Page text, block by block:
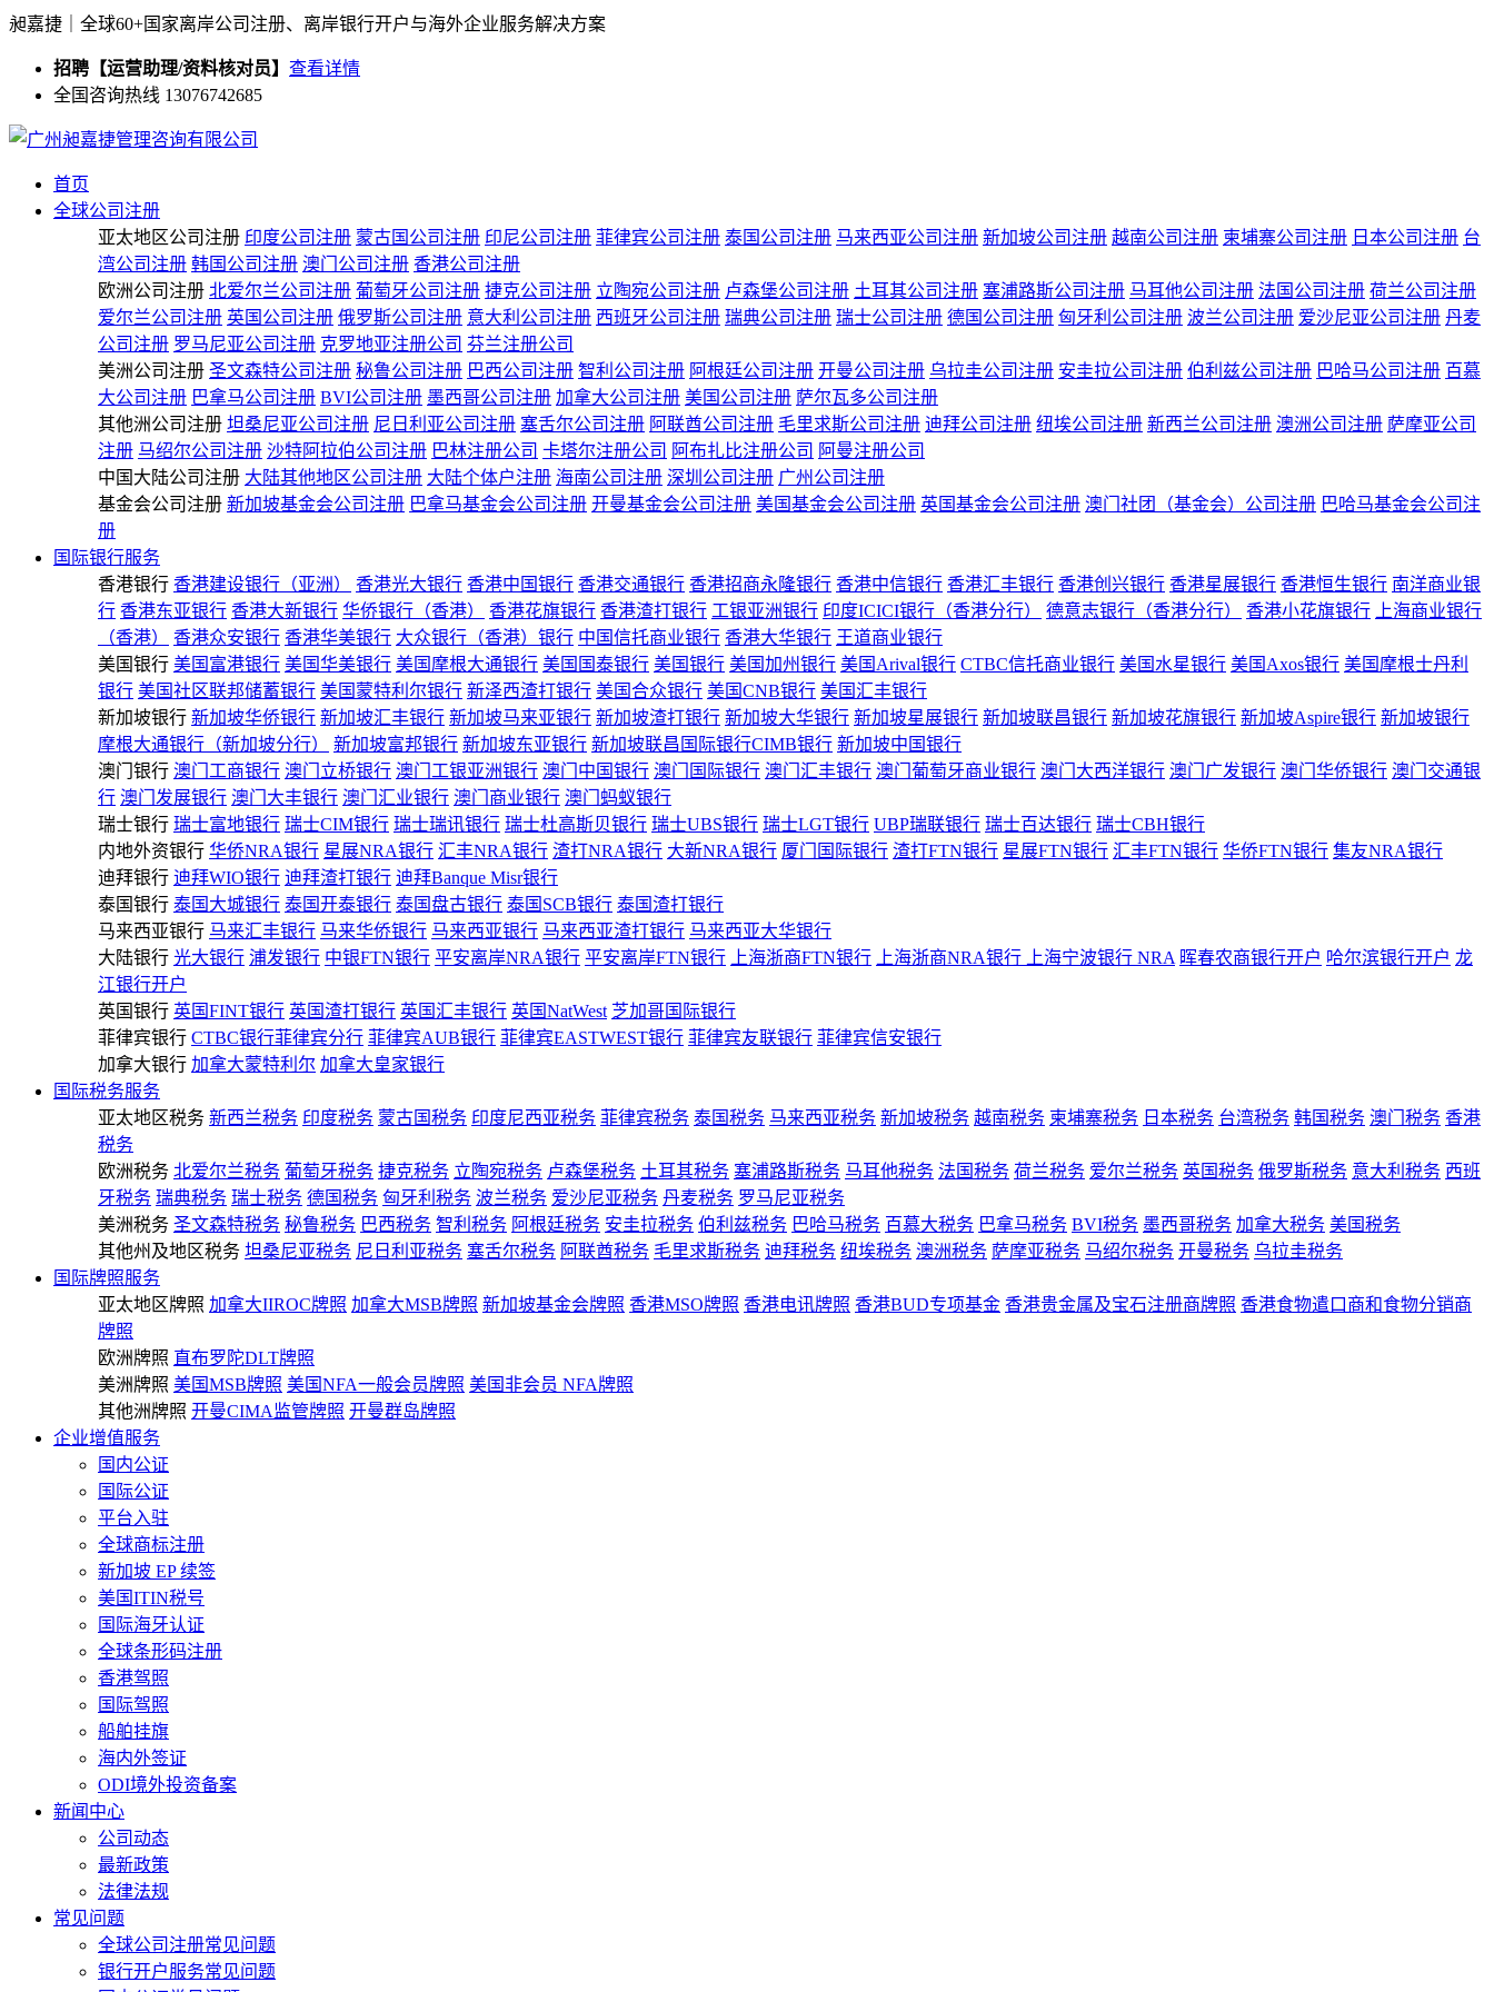
昶嘉捷｜全球60+国家离岸公司注册、离岸银行开户与海外企业服务解决方案
招聘【运营助理/资料核对员】 查看详情
全国咨询热线 13076742685
首页
全球公司注册
亚太地区公司注册 印度公司注册 蒙古国公司注册 印尼公司注册 菲律宾公司注册 泰国公司注册 马来西亚公司注册 新加坡公司注册 越南公司注册 柬埔寨公司注册 日本公司注册 台
湾公司注册 韩国公司注册 澳门公司注册 香港公司注册
欧洲公司注册 北爱尔兰公司注册 葡萄牙公司注册 捷克公司注册 立陶宛公司注册 卢森堡公司注册 土耳其公司注册 塞浦路斯公司注册 马耳他公司注册 法国公司注册 荷兰公司注册
爱尔兰公司注册 英国公司注册 俄罗斯公司注册 意大利公司注册 西班牙公司注册 瑞典公司注册 瑞士公司注册 德国公司注册 匈牙利公司注册 波兰公司注册 爱沙尼亚公司注册 丹麦
公司注册 罗马尼亚公司注册 克罗地亚注册公司 芬兰注册公司
美洲公司注册 圣文森特公司注册 秘鲁公司注册 巴西公司注册 智利公司注册 阿根廷公司注册 开曼公司注册 乌拉圭公司注册 安圭拉公司注册 伯利兹公司注册 巴哈马公司注册 百慕
大公司注册 巴拿马公司注册 BVI公司注册 墨西哥公司注册 加拿大公司注册 美国公司注册 萨尔瓦多公司注册
其他洲公司注册 坦桑尼亚公司注册 尼日利亚公司注册 塞舌尔公司注册 阿联酋公司注册 毛里求斯公司注册 迪拜公司注册 纽埃公司注册 新西兰公司注册 澳洲公司注册 萨摩亚公司
注册 马绍尔公司注册 沙特阿拉伯公司注册 巴林注册公司 卡塔尔注册公司 阿布扎比注册公司 阿曼注册公司
中国大陆公司注册 大陆其他地区公司注册 大陆个体户注册 海南公司注册 深圳公司注册 广州公司注册
基金会公司注册 新加坡基金会公司注册 巴拿马基金会公司注册 开曼基金会公司注册 美国基金会公司注册 英国基金会公司注册 澳门社团（基金会）公司注册 巴哈马基金会公司注
册
国际银行服务
香港银行 香港建设银行（亚洲） 香港光大银行 香港中国银行 香港交通银行 香港招商永隆银行 香港中信银行 香港汇丰银行 香港创兴银行 香港星展银行 香港恒生银行 南洋商业银
行 香港东亚银行 香港大新银行 华侨银行（香港） 香港花旗银行 香港渣打银行 工银亚洲银行 印度ICICI银行（香港分行） 德意志银行（香港分行） 香港小花旗银行
上海商业银行
（香港）
香港众安银行 香港华美银行 大众银行（香港）银行 中国信托商业银行 香港大华银行 王道商业银行
美国银行 美国富港银行 美国华美银行 美国摩根大通银行 美国国泰银行 美国银行 美国加州银行 美国Arival银行 CTBC信托商业银行 美国水星银行 美国Axos银行 美国摩根士丹利
银行 美国社区联邦储蓄银行 美国蒙特利尔银行 新泽西渣打银行 美国合众银行 美国CNB银行 美国汇丰银行
新加坡银行 新加坡华侨银行 新加坡汇丰银行 新加坡马来亚银行 新加坡渣打银行 新加坡大华银行 新加坡星展银行 新加坡联昌银行 新加坡花旗银行 新加坡Aspire银行 新加坡银行
摩根大通银行（新加坡分行）
新加坡富邦银行 新加坡东亚银行 新加坡联昌国际银行CIMB银行 新加坡中国银行
澳门银行 澳门工商银行 澳门立桥银行 澳门工银亚洲银行 澳门中国银行 澳门国际银行 澳门汇丰银行 澳门葡萄牙商业银行 澳门大西洋银行 澳门广发银行 澳门华侨银行 澳门交通银
行 澳门发展银行 澳门大丰银行 澳门汇业银行 澳门商业银行 澳门蚂蚁银行
瑞士银行 瑞士富地银行 瑞士CIM银行 瑞士瑞讯银行 瑞士杜高斯贝银行 瑞士UBS银行 瑞士LGT银行 UBP瑞联银行 瑞士百达银行 瑞士CBH银行
内地外资银行 华侨NRA银行 星展NRA银行 汇丰NRA银行 渣打NRA银行 大新NRA银行 厦门国际银行 渣打FTN银行 星展FTN银行 汇丰FTN银行 华侨FTN银行 集友NRA银行
迪拜银行 迪拜WIO银行 迪拜渣打银行 迪拜Banque Misr银行
泰国银行 泰国大城银行 泰国开泰银行 泰国盘古银行 泰国SCB银行 泰国渣打银行
马来西亚银行 马来汇丰银行 马来华侨银行 马来西亚银行 马来西亚渣打银行 马来西亚大华银行
大陆银行 光大银行 浦发银行 中银FTN银行 平安离岸NRA银行 平安离岸FTN银行 上海浙商FTN银行 上海浙商NRA银行 上海宁波银行 NRA 晖春农商银行开户 哈尔滨银行开户 龙
江银行开户
英国银行 英国FINT银行 英国渣打银行 英国汇丰银行 英国NatWest 芝加哥国际银行
菲律宾银行 CTBC银行菲律宾分行 菲律宾AUB银行 菲律宾EASTWEST银行 菲律宾友联银行 菲律宾信安银行
加拿大银行 加拿大蒙特利尔 加拿大皇家银行
国际税务服务
亚太地区税务 新西兰税务 印度税务 蒙古国税务 印度尼西亚税务 菲律宾税务 泰国税务 马来西亚税务 新加坡税务 越南税务 柬埔寨税务 日本税务 台湾税务 韩国税务 澳门税务 香港
税务
欧洲税务 北爱尔兰税务 葡萄牙税务 捷克税务 立陶宛税务 卢森堡税务 土耳其税务 塞浦路斯税务 马耳他税务 法国税务 荷兰税务 爱尔兰税务 英国税务 俄罗斯税务 意大利税务 西班
牙税务 瑞典税务 瑞士税务 德国税务 匈牙利税务 波兰税务 爱沙尼亚税务 丹麦税务 罗马尼亚税务
美洲税务 圣文森特税务 秘鲁税务 巴西税务 智利税务 阿根廷税务 安圭拉税务 伯利兹税务 巴哈马税务 百慕大税务 巴拿马税务 BVI税务 墨西哥税务 加拿大税务 美国税务
其他州及地区税务 坦桑尼亚税务 尼日利亚税务 塞舌尔税务 阿联酋税务 毛里求斯税务 迪拜税务 纽埃税务 澳洲税务 萨摩亚税务 马绍尔税务 开曼税务 乌拉圭税务
国际牌照服务
亚太地区牌照 加拿大IIROC牌照 加拿大MSB牌照 新加坡基金会牌照 香港MSO牌照 香港电讯牌照 香港BUD专项基金 香港贵金属及宝石注册商牌照 香港食物遣口商和食物分销商
牌照
欧洲牌照 直布罗陀DLT牌照
美洲牌照 美国MSB牌照 美国NFA一般会员牌照 美国非会员 NFA牌照
其他洲牌照 开曼CIMA监管牌照 开曼群岛牌照
企业增值服务
国内公证
国际公证
平台入驻
全球商标注册
新加坡 EP 续签
美国ITIN税号
国际海牙认证
全球条形码注册
香港驾照
国际驾照
船舶挂旗
海内外签证
ODI境外投资备案
新闻中心
公司动态
最新政策
法律法规
常见问题
全球公司注册常见问题
银行开户服务常见问题